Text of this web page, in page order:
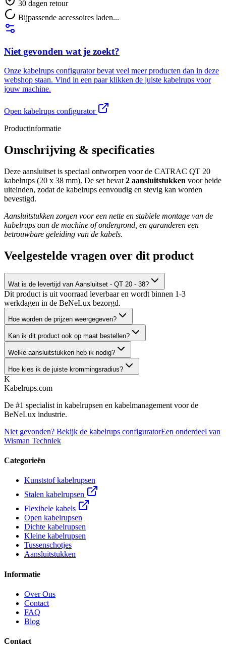
30 dagen retour
Bijpassende accessoires laden...
Niet gevonden wat je zoekt?
Onze kabelrups configurator bevat veel meer producten dan in deze
webshop staan. Vind in een paar klikken de juiste kabelrups voor
jouw machine.
Open kabelrups configurator
Productinformatie
Omschrijving & specificaties
Deze aansluitset is speciaal ontworpen voor de CATRAC QT 20
kabelrups (20 x 38 mm). De set bevat 2 aansluitstukken voor beide
uiteinden, zodat de kabelrups eenvoudig en stevig kan worden
bevestigd.
Aansluitstukken zorgen voor een nette en stabiele montage van de
kabelrups aan de machine of ondergrond, en garanderen een
betrouwbare geleiding van de kabels.
Veelgestelde vragen over dit product
Wat is de levertijd van Aansluitset - QT 20 - 38?
Dit product is uit voorraad leverbaar en wordt binnen 1-3
werkdagen in de BeNeLux bezorgd.
Hoe worden de prijzen weergegeven?
Kan ik dit product ook op maat bestellen?
Welke aansluitstukken heb ik nodig?
Hoe kies ik de juiste krommingsradius?
K
Kabelrups.com
De #1 specialist in kabelrupsen en kabelmanagement voor de
BeNeLux industrie.
Niet gevonden? Bekijk de kabelrups configuratorEen onderdeel van
Wisman Techniek
Categorieën
Kunststof kabelrupsen
Stalen kabelrupsen
Flexibele kabels
Open kabelrupsen
Dichte kabelrupsen
Kleine kabelrupsen
Tussenschotjes
Aansluitstukken
Informatie
Over Ons
Contact
FAQ
Blog
Contact